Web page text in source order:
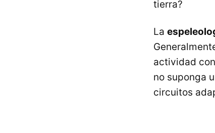
tierra?
La
actividad
no suponga
circuitos